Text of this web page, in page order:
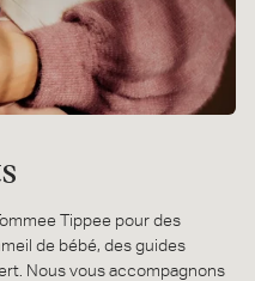
Tippee pour des
de bébé, des guides
Nous vous accompagnons